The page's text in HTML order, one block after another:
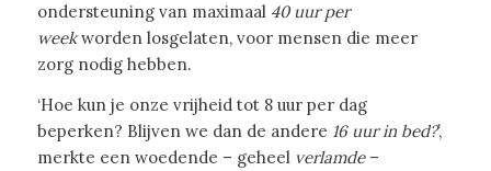
ondersteuning van maximaal 40 uur per
weekworden losgelaten, voor mensen die meer
zorg nodig hebben.
‘Hoe kun je onze vrijheid tot 8 uur per dag
beperken? Blijven we dan de andere 16 uur in bed?’,
merkte een woedende – geheel verlamde–